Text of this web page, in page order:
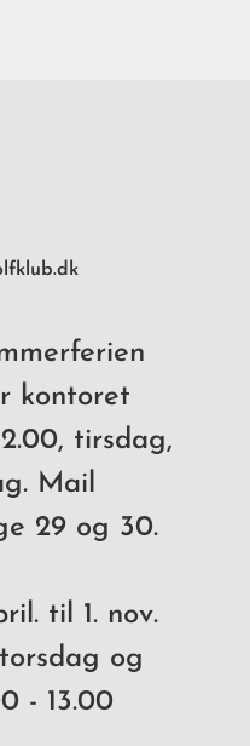
kontoret
tirsdag,
Mail
29 og 30.
til 1. nov.
og
- 13.00